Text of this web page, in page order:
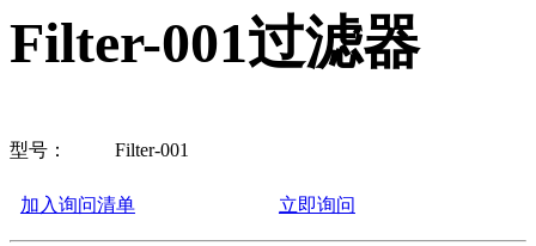
Filter-001过滤器
型号： Filter-001
加入询问清单 立即询问